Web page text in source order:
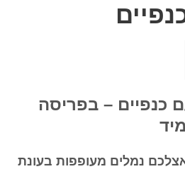
כנפיים – בפריסה
נמלים מעופפות בעונת